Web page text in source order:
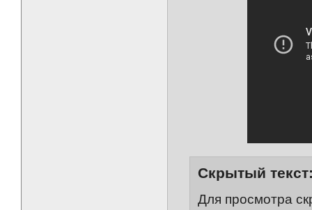
Скрытый
Для просмотра